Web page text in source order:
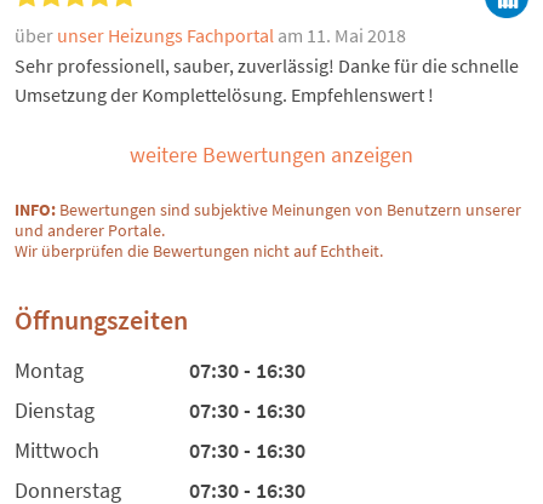
über unser Heizungs Fachportal am 11. Mai 2018
Sehr professionell, sauber, zuverlässig! Danke für die schnelle
Umsetzung der Komplettelösung. Empfehlenswert !
weitere Bewertungen anzeigen
INFO: Bewertungen sind subjektive Meinungen von Benutzern unserer
und anderer Portale.
Wir überprüfen die Bewertungen nicht auf Echtheit.
Öffnungszeiten
Montag
07:30 - 16:30
Dienstag
07:30 - 16:30
Mittwoch
07:30 - 16:30
Donnerstag
07:30 - 16:30